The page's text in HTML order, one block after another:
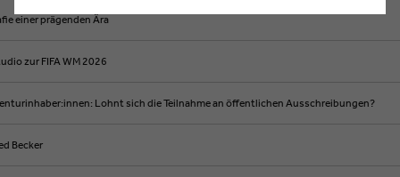
einer prägenden Ära
zur FIFA WM 2026
Lohnt sich die Teilnahme an öffentlichen Ausschreibungen?
Becker